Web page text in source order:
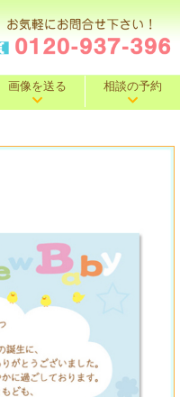
～10,000円 10,001円～
画像を送る 相談の予約